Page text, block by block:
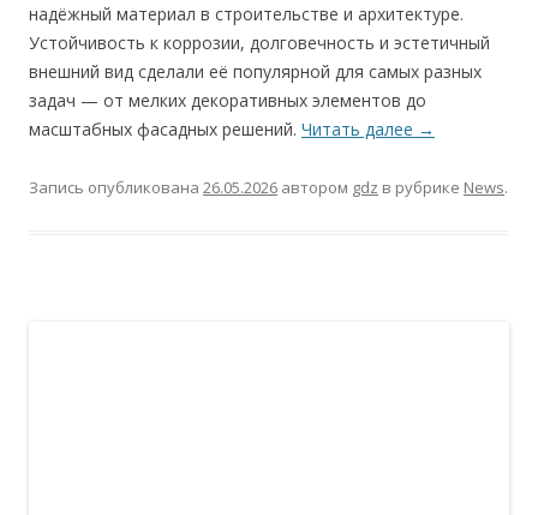
надёжный материал в строительстве и архитектуре.
Устойчивость к коррозии, долговечность и эстетичный
внешний вид сделали её популярной для самых разных
задач — от мелких декоративных элементов до
масштабных фасадных решений. Читать далее →
Запись опубликована 26.05.2026 автором gdz в рубрике News.